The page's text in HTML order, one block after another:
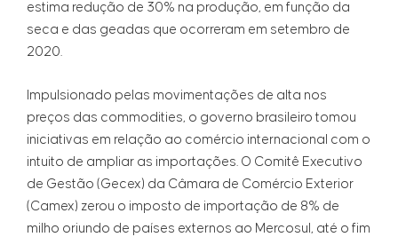
estima redução de 30% na produção, em função da
seca e das geadas que ocorreram em setembro de
2020.
Impulsionado pelas movimentações de alta nos
preços das commodities, o governo brasileiro tomou
iniciativas em relação ao comércio internacional com o
intuito de ampliar as importações. O Comitê Executivo
de Gestão (Gecex) da Câmara de Comércio Exterior
(Camex) zerou o imposto de importação de 8% de
milho oriundo de países externos ao Mercosul, até o fim